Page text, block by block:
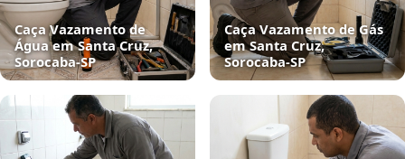
Caça Vazamento de
Água em Santa Cruz,
Sorocaba‑SP
Caça Vazamento de Gás
em Santa Cruz,
Sorocaba‑SP